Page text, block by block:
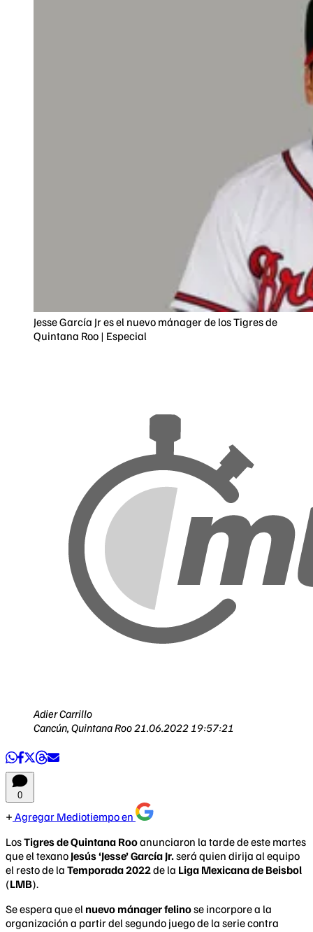
Jesse García Jr es el nuevo mánager de los Tigres de
Quintana Roo | Especial
Adier Carrillo
Cancún, Quintana Roo21.06.2022 19:57:21
0
Agregar Mediotiempo en
LosTigres de Quintana Rooanunciaron la tarde de este martes
que el texano Jesús ‘Jesse’ García Jr.será quien dirija al equipo
el resto de la Temporada 2022de la Liga Mexicana de Beisbol
(LMB).
Se espera que el nuevo mánager felinose incorpore a la
organización a partir del segundo juego de la serie contra